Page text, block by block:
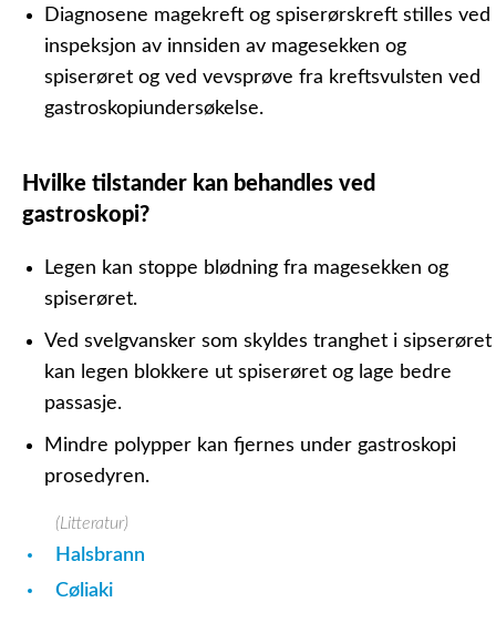
Diagnosene magekreft og spiserørskreft stilles ved
inspeksjon av innsiden av magesekken og
spiserøret og ved vevsprøve fra kreftsvulsten ved
gastroskopiundersøkelse.
Hvilke tilstander kan behandles ved
gastroskopi?
Legen kan stoppe blødning fra magesekken og
spiserøret.
Ved svelgvansker som skyldes tranghet i sipserøret
kan legen blokkere ut spiserøret og lage bedre
passasje.
Mindre polypper kan fjernes under gastroskopi
prosedyren.
(Litteratur)
Halsbrann
Cøliaki